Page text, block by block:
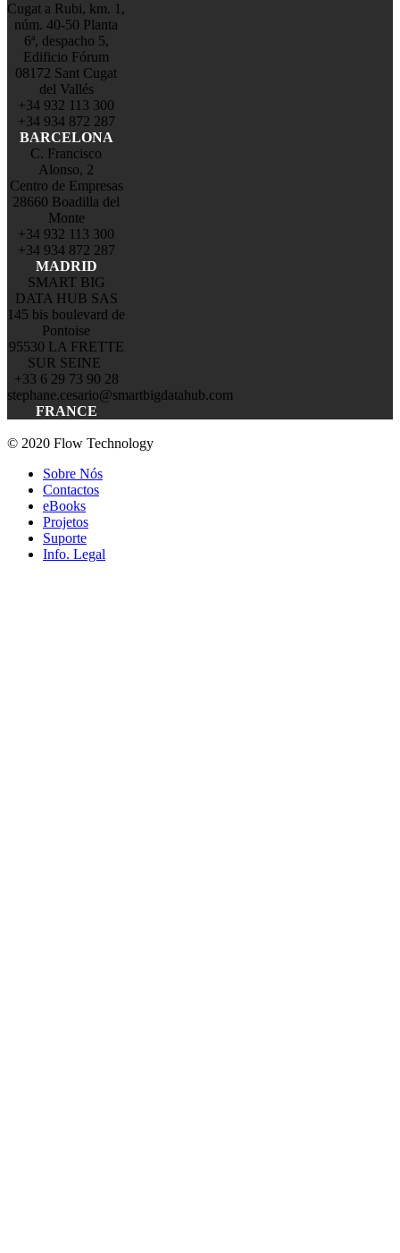
Cugat a Rubi, km. 1,
núm. 40-50 Planta
6ª, despacho 5,
Edificio Fórum
08172 Sant Cugat
del Vallés
+34 932 113 300
+34 934 872 287
BARCELONA
C. Francisco
Alonso, 2
Centro de Empresas
28660 Boadilla del
Monte
+34 932 113 300
+34 934 872 287
MADRID
SMART BIG
DATA HUB SAS
145 bis boulevard de
Pontoise
95530 LA FRETTE
SUR SEINE
+33 6 29 73 90 28
stephane.cesario@smartbigdatahub.com
FRANCE
© 2020 Flow Technology
Sobre Nós
Contactos
eBooks
Projetos
Suporte
Info. Legal